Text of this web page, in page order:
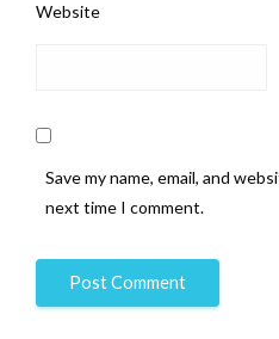
Website
Save my name, email, and
next time I comment.